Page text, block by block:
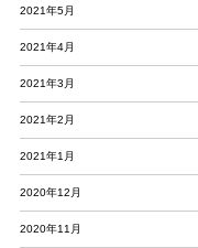
2021年5月
2021年4月
2021年3月
2021年2月
2021年1月
2020年12月
2020年11月